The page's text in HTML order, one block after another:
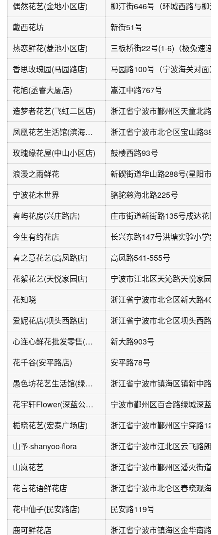
偶然花艺(金地小区店)
戴西花坊
新街51号
热恋鲜花(菱池小区店)
三板桥街22号(1-6)（极兔速递
香思玫瑰园(马园路店)
马园路100号（宁波海关对面）
花旭(丞睿大厦店)
嵩江中路767号
造梦者花艺(飞虹二区店)
浙江省宁波市鄞州区天童北路
凤凰花艺生活馆(滨海锦苑店)
浙江省宁波市北仑区宝山路38
玫瑰缘花屋(中山小区店)
鼓楼西路93号
浪漫之雨鲜花
新碶街道华山路288号(星阳市
宁波花木世界
骆驼慈海北路225号
春屿花房(兴庄路店)
今生有约花店
长兴东路147号洪塘实验小学
春之意花艺(高凤路店)
高凤路541-555号
花絮花艺(天悦家园店)
宁波市江北区天沁路天悦家园
花知晓
浙江省宁波市北仑区新大路
爱妮花店(坝头西路店)
浙江省宁波市北仑区坝头西路
心连心鲜花批发零售(塘湾人家一期店)
新大路903号
花千谷(安平路店)
安平路78号
愚色坊花艺生活馆(绿城·桂花园店)
浙江省宁波市镇海区镇新中路
花宇轩Flower(深蓝公寓店)
宁波市鄞州区百合路绿城深蓝
栀晓花艺(宏泰广场店)
山予·shanyoo·flora
山岚花艺
花言花语鲜花店
花中仙子(民安路店)
民安路119号
鹿可鲜花店
浙江省宁波市镇海区金华南路